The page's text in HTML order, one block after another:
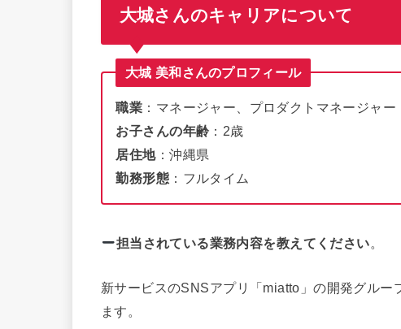
大城さんのキャリアについて
大城 美和さんのプロフィール
職業 ：マネージャー、プロダクトマネージャ
お子さんの年齢 ：2歳
居住地：沖縄県
勤務形態 ：フルタイム
担当されている業務内容を教えてください。
新サービスのSNSアプリ「miatto」の開発グル
ます。